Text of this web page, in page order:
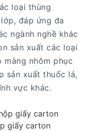
loại thùng
đáp ứng đa
ngành nghề khác
sản xuất các loại
nhôm phục
sản xuất thuốc lá,
vực khác.
giấy carton